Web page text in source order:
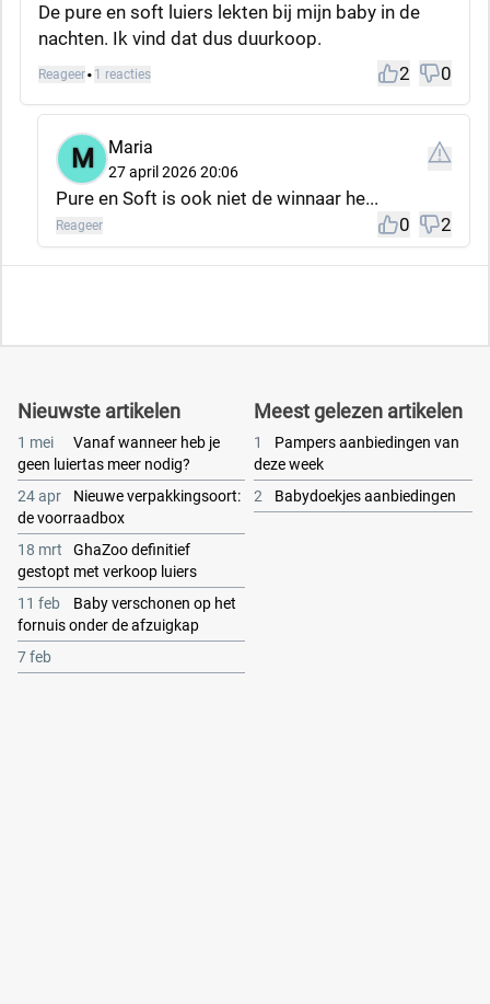
De pure en soft luiers lekten bij mijn baby in de
nachten. Ik vind dat dus duurkoop.
Reageer· 1 reacties 2 0
M Maria
27 april 2026 20:06
Pure en Soft is ook niet de winnaar he...
Reageer 0 2
Nieuwste artikelen
1 mei
Vanaf wanneer heb je
geen luiertas meer nodig?
24 apr
Nieuwe verpakkingsoort:
de voorraadbox
18 mrt
GhaZoo definitief
gestopt met verkoop luiers
11 feb
Baby verschonen op het
fornuis onder de afzuigkap
7 feb
Meest gelezen artikelen
1
Pampers aanbiedingen van
deze week
2
Babydoekjes aanbiedingen